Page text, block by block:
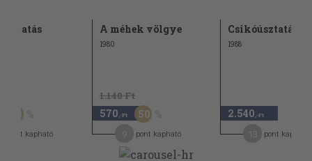
50
pont kapható
A méhek völgye
1980
1.140 Ft
570 ,-Ft 50
pont kapható
Csikóúsztatás
1988
2.540 ,-Ft
pont kapható